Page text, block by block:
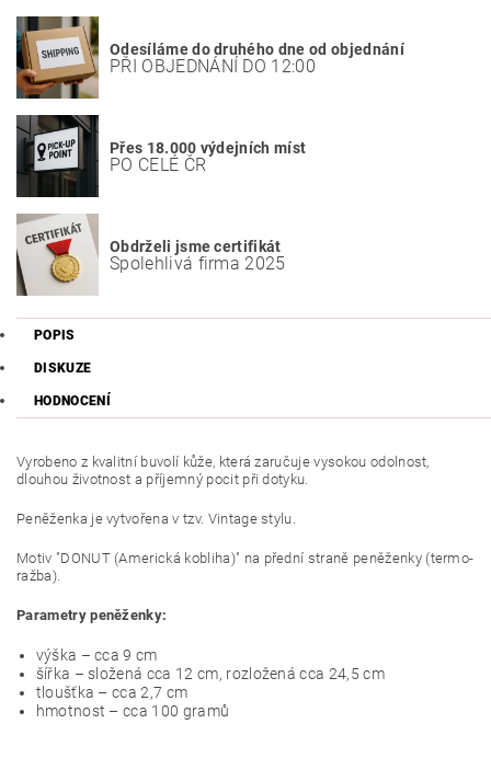
Odesíláme do druhého dne od objednání
PŘI OBJEDNÁNÍ DO 12:00
Přes 18.000 výdejních míst
PO CELÉ ČR
Obdrželi jsme certifikát
Spolehlivá firma 2025
POPIS
DISKUZE
HODNOCENÍ
Vyrobeno z kvalitní buvolí kůže, která zaručuje vysokou odolnost,
dlouhou životnost a příjemný pocit při dotyku.
Peněženka je vytvořena v tzv. Vintage stylu.
Motiv "DONUT (Americká kobliha)" na přední straně peněženky (termo-
ražba).
Parametry peněženky:
výška – cca 9 cm
šířka – složená cca 12 cm, rozložená cca 24,5 cm
tloušťka – cca 2,7 cm
hmotnost – cca 100 gramů